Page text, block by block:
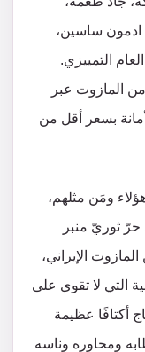
ادمون ساسين،
التمييزي.
المازوت عبر
بسعر أقل من
ومَن مثلهم،
حرّ ثوريّ منبر
الإيراني،
التي لا تقوى على
أكتافًا عظيمة
ومحاوره وناسه